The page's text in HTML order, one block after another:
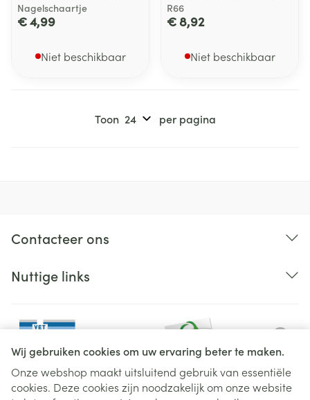
Wij gebruiken cookies om uw ervaring beter te maken.
Onze webshop maakt uitsluitend gebruik van essentiële
cookies. Deze cookies zijn noodzakelijk om onze website
Nagelschaartje
€ 4,99
Niet beschikbaar
R66
€ 8,92
Niet beschikbaar
Toon per pagina
Contacteer ons
Nuttige links
Juridische links